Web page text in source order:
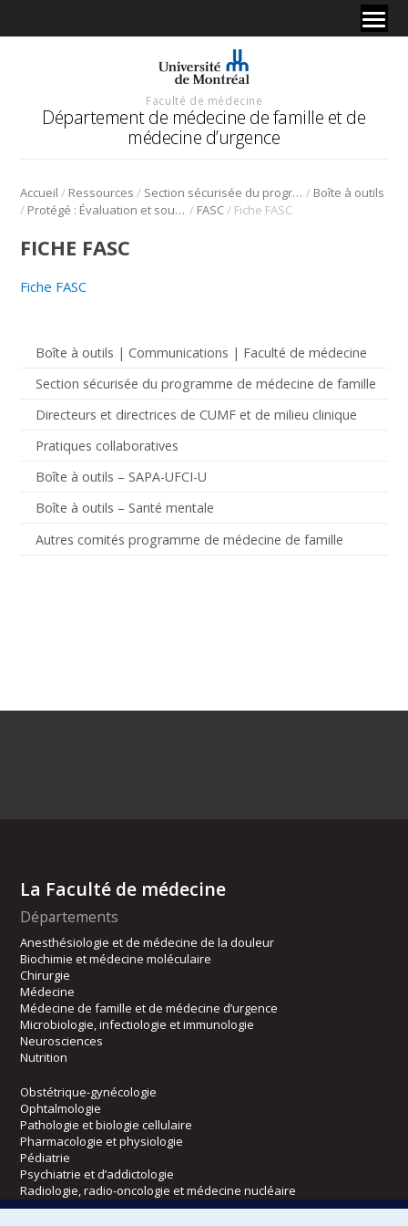
Faculté de médecine
Département de médecine de famille et de
médecine d’urgence
Accueil / Ressources / Section sécurisée du programme de médecine de famille / Boîte à outils
/
Protégé : Évaluation et soutien à la réussite / FASC/ Fiche FASC
Boîte à outils | Communications | Faculté de médecine
Section sécurisée du programme de médecine de famille
Directeurs et directrices de CUMF et de milieu clinique
Pratiques collaboratives
Boîte à outils – SAPA-UFCI-U
Boîte à outils – Santé mentale
Autres comités programme de médecine de famille
FICHE FASC
Fiche FASC
La Faculté de médecine
Départements
Anesthésiologie et de médecine de la douleur
Biochimie et médecine moléculaire
Chirurgie
Médecine
Médecine de famille et de médecine d’urgence
Microbiologie, infectiologie et immunologie
Neurosciences
Nutrition
Obstétrique-gynécologie
Ophtalmologie
Pathologie et biologie cellulaire
Pharmacologie et physiologie
Pédiatrie
Psychiatrie et d’addictologie
Radiologie, radio-oncologie et médecine nucléaire